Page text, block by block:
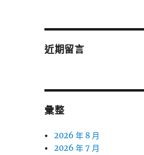
近期留言
彙整
2026 年 8 月
2026 年 7 月